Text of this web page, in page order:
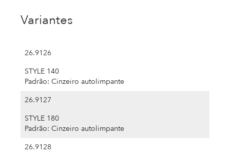
Variantes
26.9126
STYLE 140
Padrão: Cinzeiro autolimpante
26.9127
STYLE 180
Padrão: Cinzeiro autolimpante
26.9128